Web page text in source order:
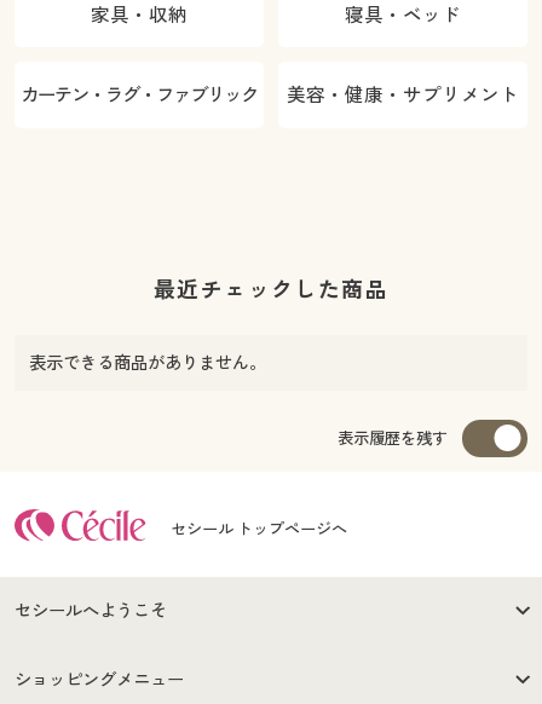
家具・収納 寝具・ベッド
カーテン・ラグ・ファブリック 美容・健康・サプリメント
最近チェックした商品
表示できる商品がありません。
表示履歴を残す
セシール トップページへ
セシールへようこそ
はじめての方へ
ショッピングメニュー